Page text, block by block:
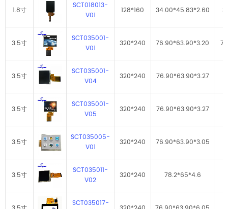
1.8寸
SCT018013-
V01
128*160 34.00*45.83*2.60
3.5寸
SCT035001-
V01
320*240 76.90*63.90*3.20
3.5寸
SCT035001-
V04
320*240 76.90*63.90*3.27
3.5寸
SCT035001-
V05
320*240 76.90*63.90*3.27
3.5寸
SCT035005-
V01
320*240 76.90*63.90*3.05
3.5寸
SCT035011-
V02
320*240 78.2*65*4.6
SCT035017-